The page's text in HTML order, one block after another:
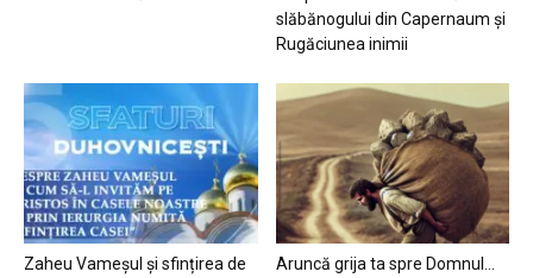
slăbănogului din Capernaum și
Rugăciunea inimii
Zaheu Vameșul și sfințirea de
Aruncă grija ta spre Domnul…